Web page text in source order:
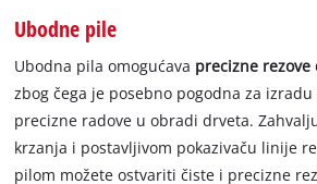
Ubodne pile
Ubodna pila omogućava precizne
zbog čega je posebno pogodna za
precizne radove u obradi drveta.
krzanja i postavljivom pokazivaču linije
pilom možete ostvariti čiste i precizne